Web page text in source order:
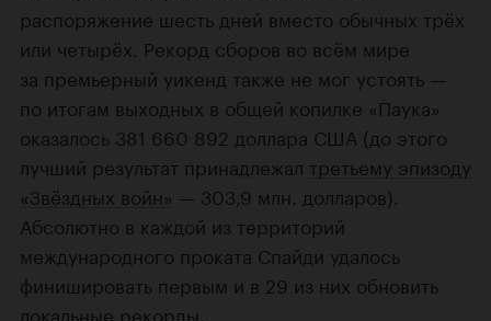
распоряжение шесть дней вместо обычных трёх
или четырёх. Рекорд сборов во всём мире
за премьерный уикенд также не мог устоять —
по итогам выходных в общей копилке «Паука»
оказалось 381 660 892 доллара США (до этого
лучший результат принадлежал третьему эпизоду
«Звёздных войн» — 303,9 млн. долларов).
Абсолютно в каждой из территорий
международного проката Спайди удалось
финишировать первым и в 29 из них обновить
локальные рекорды.